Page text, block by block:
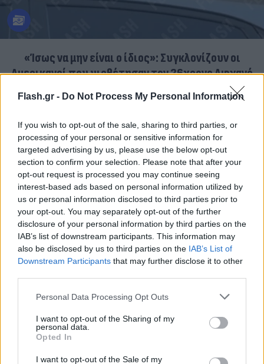
Flash.gr - Do Not Process My Personal Information
If you wish to opt-out of the sale, sharing to third parties, or
processing of your personal or sensitive information for
targeted advertising by us, please use the below opt-out
section to confirm your selection. Please note that after your
opt-out request is processed you may continue seeing
interest-based ads based on personal information utilized by
us or personal information disclosed to third parties prior to
your opt-out. You may separately opt-out of the further
disclosure of your personal information by third parties on the
IAB’s list of downstream participants. This information may
also be disclosed by us to third parties on the IAB’s List of
Downstream Participants that may further disclose it to other
Please note that this website/app uses one or more Google
not limited to your visit or usage behaviour. You may click to
grant or deny consent to Google and its third-party tags to
use your data for below specified purposes in below Google
consent section.
Personal Data Processing Opt Outs
I want to opt-out of the Sharing of my
personal data.
Opted In
I want to opt-out of the Sale of my
«Ίσως να μην είναι ο ίδιος»: Συγκλονίζουν οι
Αμερικανοί που υιοθέτησαν τον 26χρονο Αφγανό
στη Λέσβο
Ιαπωνία: Απίθανο βίντεο από χειρουργείο τη
στιγμή του σεισμού 7,1 Ρίχτερ - Αγκάλιασαν τον